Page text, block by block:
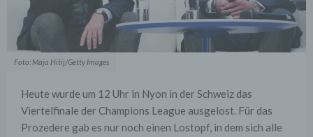
Foto: Maja Hitij/Getty Images
Heute wurde um 12 Uhr in Nyon in der Schweiz das
Viertelfinale der Champions League ausgelost. Für das
Prozedere gab es nur noch einen Lostopf, in dem sich alle